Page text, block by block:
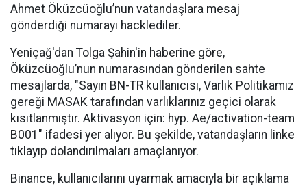
Ahmet Öküzcüoğlu’nun vatandaşlara mesaj
gönderdiği numarayı hacklediler.
Yeniçağ'dan Tolga Şahin'in haberine göre,
Öküzcüoğlu’nun numarasından gönderilen sahte
mesajlarda, "Sayın BN-TR kullanıcısı, Varlık Politikamız
gereği MASAK tarafından varlıklarınız geçici olarak
kısıtlanmıştır. Aktivasyon için: hyp. Ae/activation-team
B001" ifadesi yer alıyor. Bu şekilde, vatandaşların linke
tıklayıp dolandırılmaları amaçlanıyor.
Binance, kullanıcılarını uyarmak amacıyla bir açıklama